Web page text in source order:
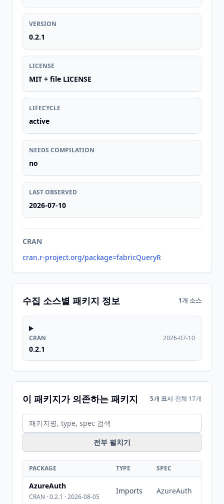
VERSION
0.2.1
LICENSE
MIT + file LICENSE
LIFECYCLE
active
NEEDS COMPILATION
no
LAST OBSERVED
2026-07-10
CRAN
cran.r-project.org/package=fabricQueryR
수집 소스별 패키지 정보 1개 소스
CRAN
0.2.1
2026-07-10
이 패키지가 의존하는 패키지 5개 표시 전체 17개
전부 펼치기
PACKAGE TYPE SPEC
AzureAuth
CRAN · 0.2.1 · 2026-08-05
Imports AzureAuth